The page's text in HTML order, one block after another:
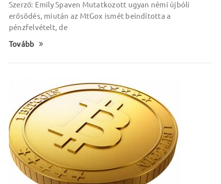
Szerző: Emily Spaven Mutatkozott ugyan némi újbóli
erősödés, miután az MtGox ismét beindította a
pénzfelvételt, de
Tovább